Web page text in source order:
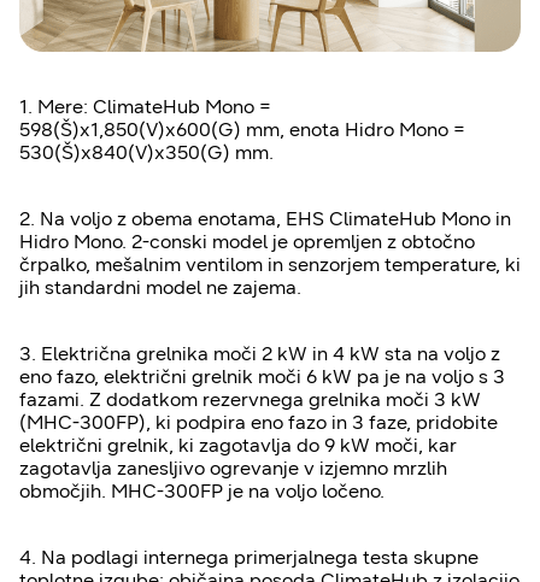
1. Mere: ClimateHub Mono =
598(Š)x1,850(V)x600(G) mm, enota Hidro Mono =
530(Š)x840(V)x350(G) mm.
2. Na voljo z obema enotama, EHS ClimateHub Mono in
Hidro Mono. 2-conski model je opremljen z obtočno
črpalko, mešalnim ventilom in senzorjem temperature, ki
jih standardni model ne zajema.
3. Električna grelnika moči 2 kW in 4 kW sta na voljo z
eno fazo, električni grelnik moči 6 kW pa je na voljo s 3
fazami. Z dodatkom rezervnega grelnika moči 3 kW
(MHC-300FP), ki podpira eno fazo in 3 faze, pridobite
električni grelnik, ki zagotavlja do 9 kW moči, kar
zagotavlja zanesljivo ogrevanje v izjemno mrzlih
območjih. MHC-300FP je na voljo ločeno.
4. Na podlagi internega primerjalnega testa skupne